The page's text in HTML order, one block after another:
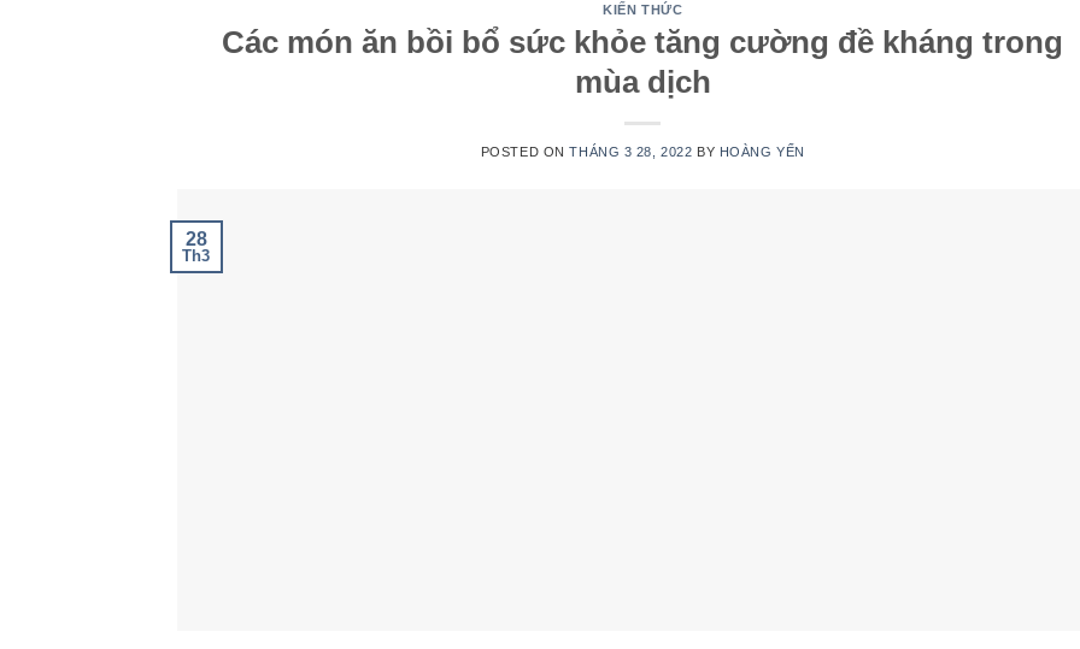
KIẾN THỨC
Các món ăn bồi bổ sức khỏe tăng cường đề kháng trong
mùa dịch
POSTED ONTHÁNG 3 28, 2022 BY HOÀNG YẾN
28
Th3